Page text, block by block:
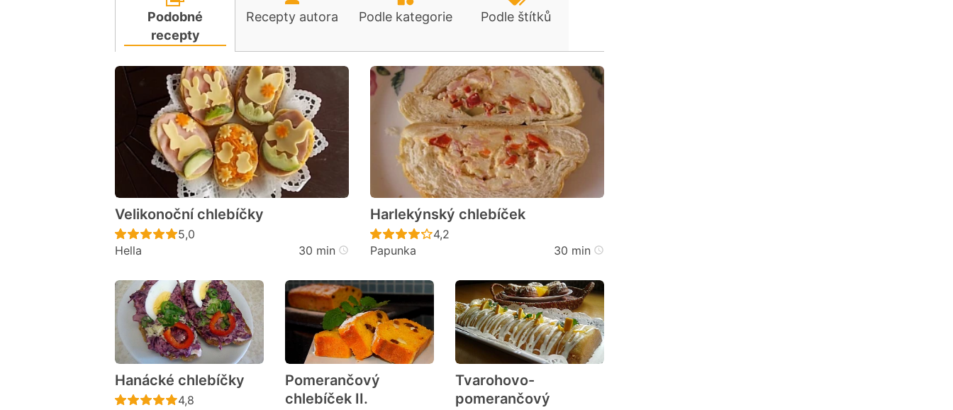
Podobné
recepty
Recepty autora Podle kategorie Podle štítků
Velikonoční chlebíčky
Recept ještě nebyl hodnocen
5,0
Hella
30 min
Harlekýnský chlebíček
Recept ještě nebyl hodnocen
4,2
Papunka
30 min
Hanácké chlebíčky
Recept ještě nebyl hodnocen
4,8
Pomerančový
chlebíček II.
Tvarohovo-
pomerančový